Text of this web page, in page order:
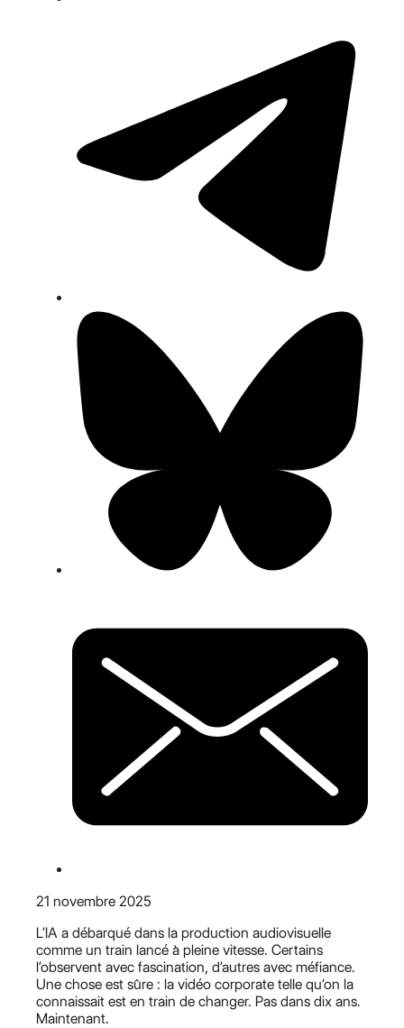
21 novembre 2025
L’IA a débarqué dans la production audiovisuelle
comme un train lancé à pleine vitesse. Certains
l’observent avec fascination, d’autres avec méfiance.
Une chose est sûre : la vidéo corporate telle qu’on la
connaissait est en train de changer. Pas dans dix ans.
Maintenant.